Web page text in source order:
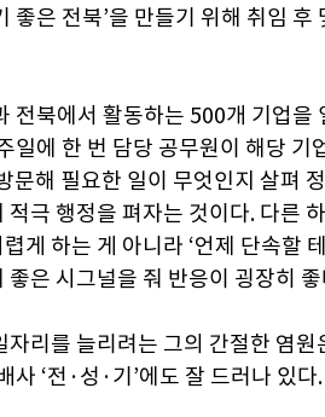
좋은 전북’을 만들기 위해 취임
전북에서 활동하는 500개 기업을
일에 한 번 담당 공무원이 해당
문해 필요한 일이 무엇인지 살펴
극 행정을 펴자는 것이다. 다른
게 하는 게 아니라 ‘언제 단속할
좋은 시그널을 줘 반응이 굉장히 좋
자리를 늘리려는 그의 간절한 염
사 ‘전·성·기’에도 잘 드러나 있다.